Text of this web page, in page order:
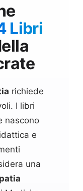
Libri
richiede
I libri
nascono
e
una